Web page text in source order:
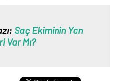
Saç Ekiminin Yan
Var Mı?